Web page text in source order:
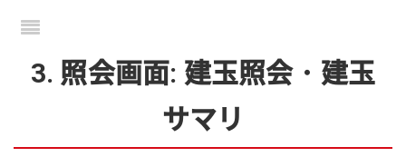
3. 照会画面: 建玉照会・建玉
サマリ